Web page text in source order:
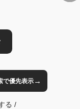
で優先表示→
る /